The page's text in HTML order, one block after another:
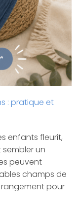
: pratique et
enfants fleurit,
un
peuvent
champs de
rangement pour